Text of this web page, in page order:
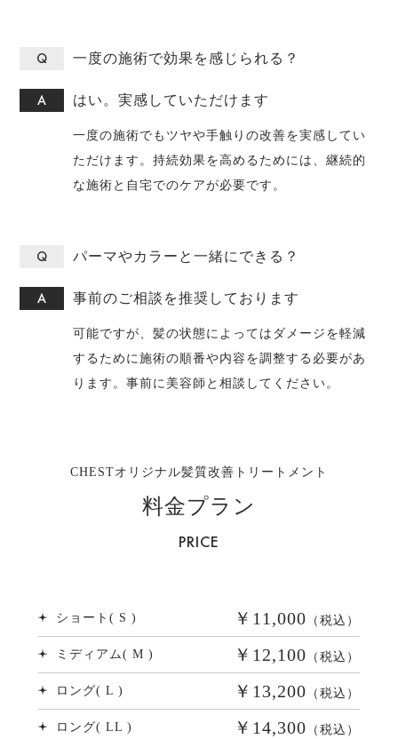
一度の施術で効果を感じられる？
はい。実感していただけます
一度の施術でもツヤや手触りの改善を実感してい
ただけます。持続効果を高めるためには、継続的
な施術と自宅でのケアが必要です。
パーマやカラーと一緒にできる？
事前のご相談を推奨しております
可能ですが、髪の状態によってはダメージを軽減
するために施術の順番や内容を調整する必要があ
ります。事前に美容師と相談してください。
CHESTオリジナル髪質改善トリートメント
料金プラン
PRICE
ショート( S ) ￥11,000 （税込）
ミディアム( M ) ￥12,100 （税込）
ロング( L ) ￥13,200 （税込）
ロング( LL ) ￥14,300 （税込）